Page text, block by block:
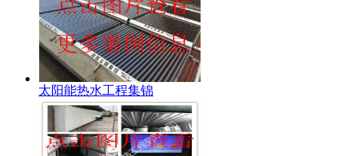
太阳能热水工程集锦